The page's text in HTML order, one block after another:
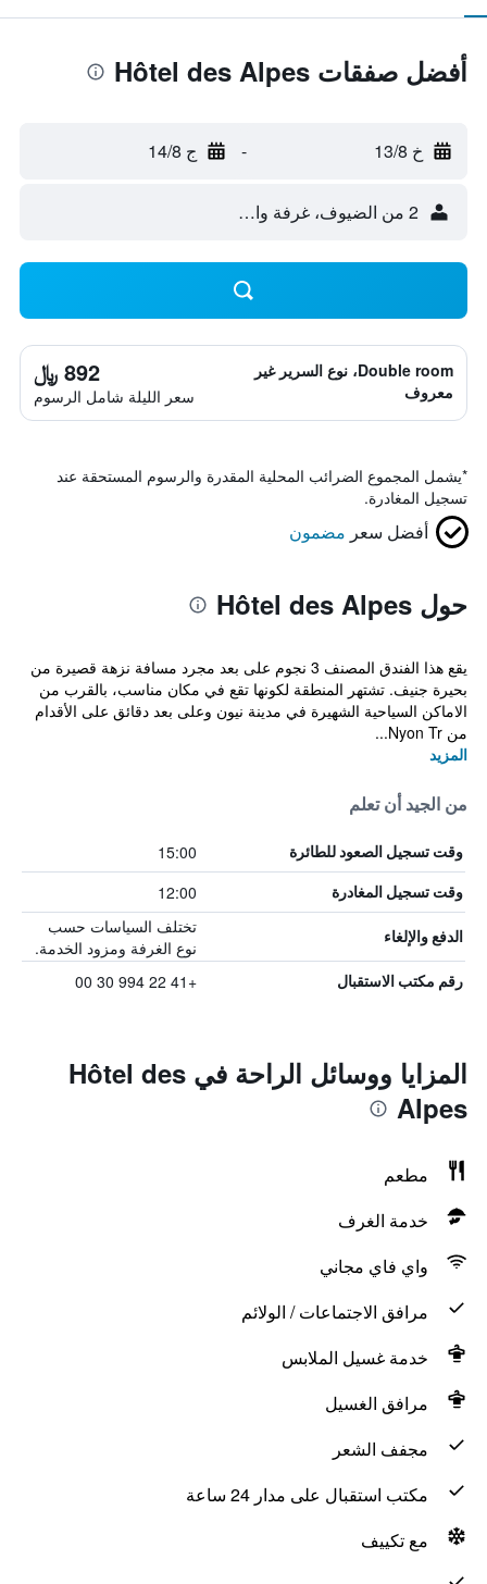
أفضل صفقات Hôtel des Alpes
خ 13/8 - ج 14/8
2 من الضيوف، غرفة واحدة
Double room، نوع السرير غير
معروف
892 ﷼
سعر الليلة شامل الرسوم
*يشمل المجموع الضرائب المحلية المقدرة والرسوم المستحقة عند
تسجيل المغادرة.
أفضل سعر مضمون
حول Hôtel des Alpes
يقع هذا الفندق المصنف 3 نجوم على بعد مجرد مسافة نزهة قصيرة من
بحيرة جنيف. تشتهر المنطقة لكونها تقع في مكان مناسب، بالقرب من
الاماكن السياحية الشهيرة في مدينة نيون وعلى بعد دقائق على الأقدام
من Nyon Tr...
المزيد
من الجيد أن تعلم
وقت تسجيل الصعود للطائرة 15:00
وقت تسجيل المغادرة 12:00
الدفع والإلغاء
تختلف السياسات حسب
نوع الغرفة ومزود الخدمة.
رقم مكتب الاستقبال +41 22 994 30 00
المزايا ووسائل الراحة في Hôtel des
Alpes
مطعم
خدمة الغرف
واي فاي مجاني
مرافق الاجتماعات / الولائم
خدمة غسيل الملابس
مرافق الغسيل
مجفف الشعر
مكتب استقبال على مدار 24 ساعة
مع تكييف